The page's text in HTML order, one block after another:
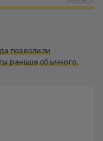
позволили
раньше обычного.